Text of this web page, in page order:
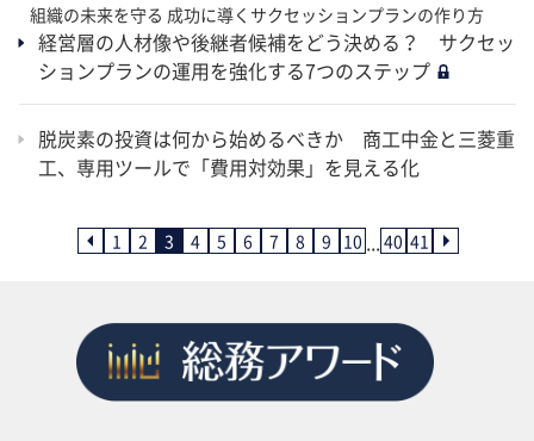
組織の未来を守る 成功に導くサクセッションプランの作り方
経営層の人材像や後継者候補をどう決める？ サクセッ
ションプランの運用を強化する7つのステップ
脱炭素の投資は何から始めるべきか 商工中金と三菱重
工、専用ツールで「費用対効果」を見える化
1 2 3 4 5 6 7 8 9 10 ...40 41